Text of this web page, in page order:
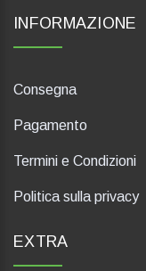
INFORMAZIONE
Consegna
Pagamento
Termini e Condizioni
Politica sulla privacy
EXTRA